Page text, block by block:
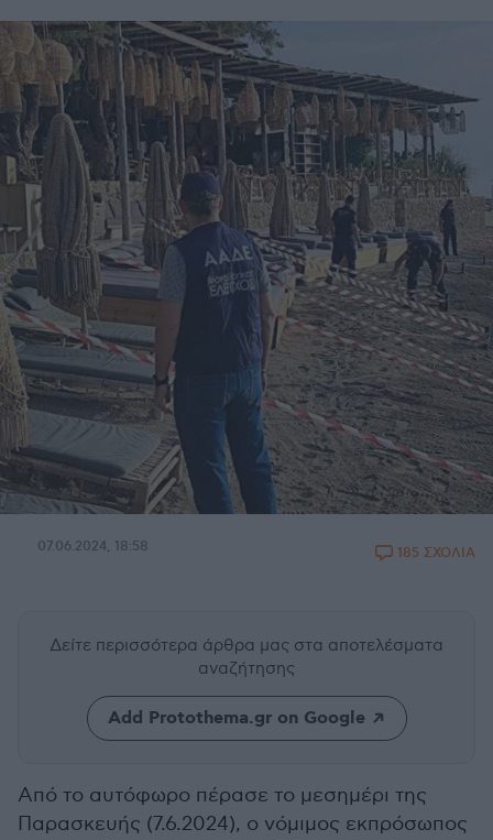
07.06.2024, 18:58 185 ΣΧΟΛΙΑ
Δείτε περισσότερα άρθρα μας στα αποτελέσματα
αναζήτησης
Add Protothema.gr on Google
Από το αυτόφωρο πέρασε το μεσημέρι της
Παρασκευής (7.6.2024), ο νόμιμος εκπρόσωπος